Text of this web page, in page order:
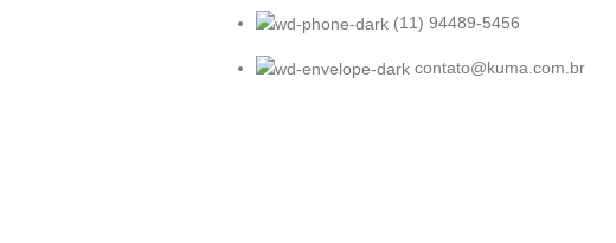
(11) 94489-5456
contato@kuma.com.br